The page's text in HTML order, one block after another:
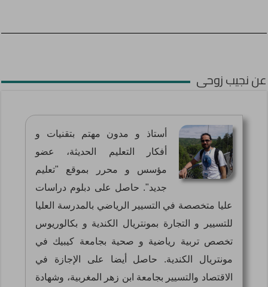
عن نجيب زوحى
أستاذ و مدون مهتم بتقنيات و
أفكار التعليم الحديثة، عضو
مؤسس و محرر بموقع "تعليم
جديد". حاصل على دبلوم دراسات
عليا متخصصة في التسيير الرياضي بالمدرسة العليا
للتسيير و التجارة بمونتريال الكندية و بكالوريوس
تخصص تربية رياضية و صحية بجامعة كيبيك في
مونتريال الكندية. حاصل أيضا على الإجازة في
الاقتصاد والتسيير بجامعة ابن زهر المغربية، وشهادة